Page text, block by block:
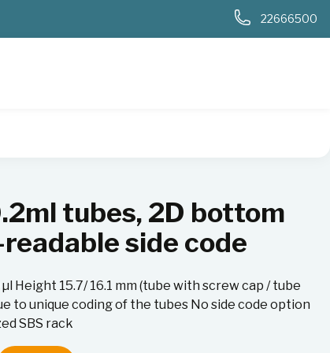
22666500
readable side code
tubes, 2D bottom
side code
Height 15.7/ 16.1 mm (tube with screw cap / tube
to unique coding of the tubes No side code option
SBS rack